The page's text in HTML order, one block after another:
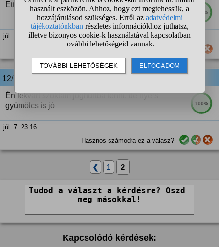
100%
Ettől nem lesz hasmenésed.nyugi
júl. 7. 08:31
Hasznos számodra ez a válasz?
12/12
100%
Én lekvárt szoktam joghurtba tenni, de nyers
gyümölcs is jó
júl. 7. 23:16
Hasznos számodra ez a válasz?
❮ 1 2
Kapcsolódó kérdések: